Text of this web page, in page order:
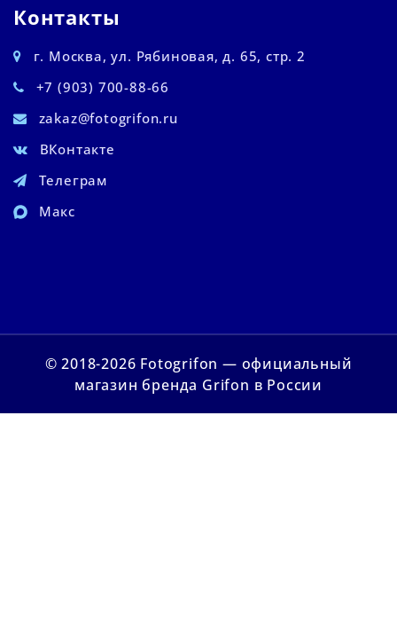
Контакты
г. Москва, ул. Рябиновая, д. 65, стр. 2
+7 (903) 700-88-66
zakaz@fotogrifon.ru
ВКонтакте
Телеграм
Макс
© 2018-2026 Fotogrifon — официальный
магазин бренда Grifon в России